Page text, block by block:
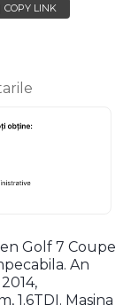
COPY LINK
Golf 7 Coupe
An
1.6TDI. Masina